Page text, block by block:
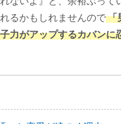
るかもしれませんので「
力がアップするカバンに